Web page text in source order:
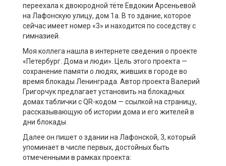
переехала к двоюродной тёте Евдокии Арсеньевой
на Лафонскую улицу, дом 1а. В то здание, которое
сейчас имеет номер «3» и находится по соседству с
гимназией.
Моя коллега нашла в интернете сведения о проекте
«Петербург. Дома и люди». Цель этого проекта —
сохранение памяти о людях, живших в городе во
время блокады Ленинграда. Автор проекта Валерий
Григорчук предлагает установить на блокадных
домах таблички с QR-кодом — ссылкой на страницу,
рассказывающую об истории дома и его жителей в
дни блокады.
Далее он пишет о здании на Лафонской, 3, который
упоминает в числе первых, достойных быть
отмеченными в рамках проекта: